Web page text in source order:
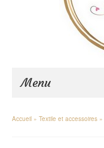
Menu
Accueil » Textile et accessoires »